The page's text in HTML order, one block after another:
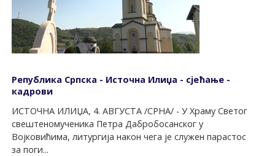
Република Српска - Источна Илиџа - сјећање -
кадрови
ИСТОЧНА ИЛИЏА, 4. АВГУСТА /СРНА/ - У Храму Светог
свештеномученика Петра Дабробосанског у
Војковићима, литургија након чега је служен парастос
за поги...